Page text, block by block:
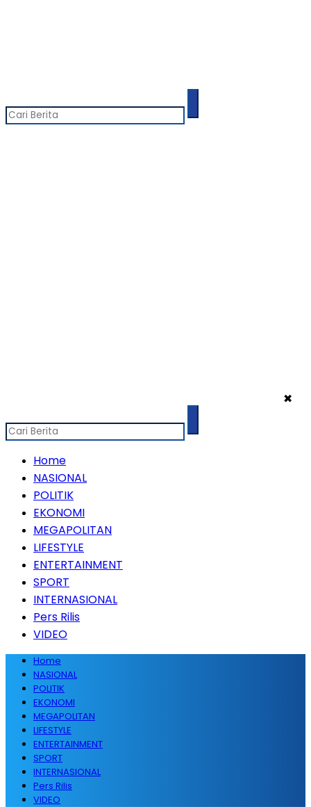
✖
Home
NASIONAL
POLITIK
EKONOMI
MEGAPOLITAN
LIFESTYLE
ENTERTAINMENT
SPORT
INTERNASIONAL
Pers Rilis
VIDEO
Home
NASIONAL
POLITIK
EKONOMI
MEGAPOLITAN
LIFESTYLE
ENTERTAINMENT
SPORT
INTERNASIONAL
Pers Rilis
VIDEO